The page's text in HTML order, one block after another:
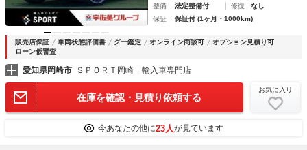
整備
法定整備付 修復
なし
保証
保証付 (1ヶ月・1000km)
販売店保証 車両状態評価書 グー鑑定 オンライン商談可
オプション見積り可
ローン仮審査
愛知県岡崎市 ＳＰＯＲＴ岡崎 輸入車専門店
在庫を確認・見積り依頼する
お気に入り
今あなたの他に23人が見ています